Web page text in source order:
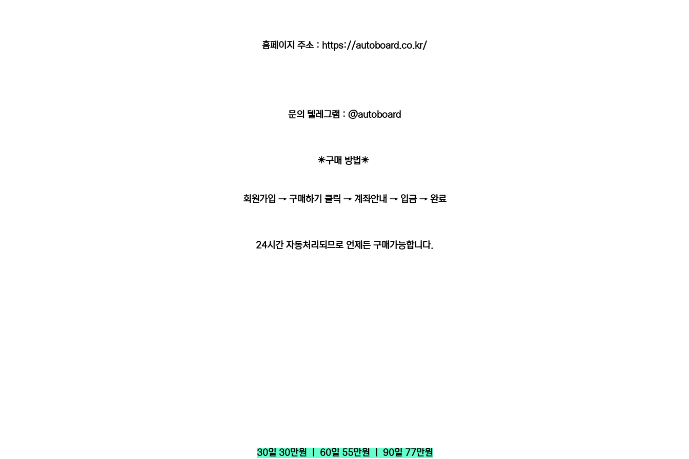
홈페이지 주소 : https://autoboard.co.kr/
문의 텔레그램 : @autoboard
✴️구매 방법✴️
회원가입 → 구매하기 클릭 → 계좌안내 → 입금 → 완료
24시간 자동처리되므로 언제든 구매가능합니다.
30일 30만원 ㅣ 60일 55만원 ㅣ 90일 77만원